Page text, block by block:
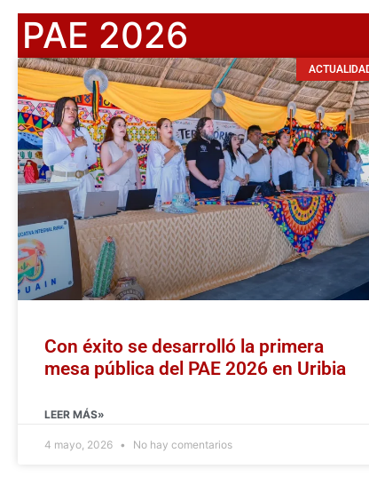
PAE 2026
Con éxito se desarrolló la primera
mesa pública del PAE 2026 en Uribia
LEER MÁS»
4 mayo, 2026 No hay comentarios